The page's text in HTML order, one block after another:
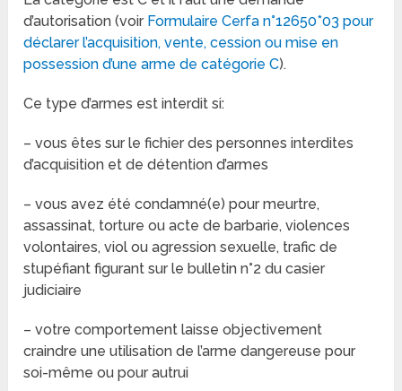
d’autorisation (voir Formulaire Cerfa n°12650*03 pour
déclarer l’acquisition, vente, cession ou mise en
possession d’une arme de catégorie C).
Ce type d’armes est interdit si:
– vous êtes sur le fichier des personnes interdites
d’acquisition et de détention d’armes
– vous avez été condamné(e) pour meurtre,
assassinat, torture ou acte de barbarie, violences
volontaires, viol ou agression sexuelle, trafic de
stupéfiant figurant sur le bulletin n°2 du casier
judiciaire
– votre comportement laisse objectivement
craindre une utilisation de l’arme dangereuse pour
soi-même ou pour autrui